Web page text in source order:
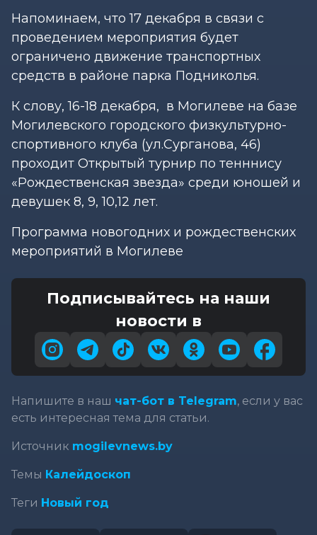
Напоминаем, что 17 декабря в связи с
проведением мероприятия будет
ограничено движение транспортных
средств в районе парка Подниколья.
К слову, 16-18 декабря, в Могилеве на базе
Могилевского городского физкультурно-
спортивного клуба (ул.Сурганова, 46)
проходит Открытый турнир по тенннису
«Рождественская звезда» среди юношей и
девушек 8, 9, 10,12 лет.
Программа новогодних и рождественских
мероприятий в Могилеве
Подписывайтесь на наши
новости в
Напишите в наш чат-бот в Telegram, если у вас
есть интересная тема для статьи.
Источник mogilevnews.by
Темы Калейдоскоп
Теги Новый год